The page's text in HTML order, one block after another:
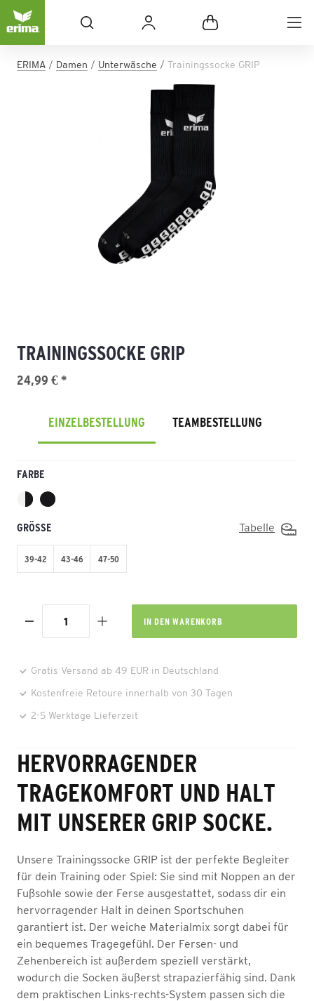
ERIMA Damen Unterwäsche Trainingssocke GRIP
TRAININGSSOCKE GRIP
24,99 € *
EINZELBESTELLUNG TEAMBESTELLUNG
FARBE
GRÖSSE Tabelle
39-42 43-46 47-50
IN DEN WARENKORB
Gratis Versand ab 49 EUR in Deutschland
Kostenfreie Retoure innerhalb von 30 Tagen
2-5 Werktage Lieferzeit
HERVORRAGENDER
TRAGEKOMFORT UND HALT
MIT UNSERER GRIP SOCKE.
Unsere Trainingssocke GRIP ist der perfekte Begleiter
für dein Training oder Spiel: Sie sind mit Noppen an der
Fußsohle sowie der Ferse ausgestattet, sodass dir ein
hervorragender Halt in deinen Sportschuhen
garantiert ist. Der weiche Materialmix sorgt dabei für
ein bequemes Tragegefühl. Der Fersen- und
Zehenbereich ist außerdem speziell verstärkt,
wodurch die Socken äußerst strapazierfähig sind. Dank
dem praktischen Links-rechts-System passen sich die